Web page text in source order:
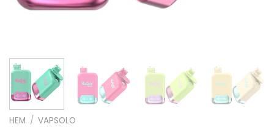
HEM / VAPSOLO